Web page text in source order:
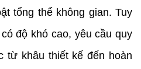
tổng thể không gian. Tuy
độ khó cao, yêu cầu quy
từ khâu thiết kế đến hoàn